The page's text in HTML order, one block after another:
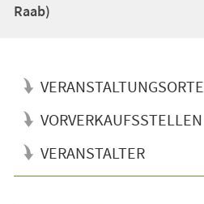
Raab)
VERANSTALTUNGSORTE
VORVERKAUFSSTELLEN
VERANSTALTER